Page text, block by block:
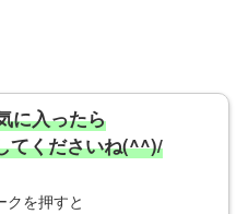
に入ったら
てくださいね(^^)/
クを押すと